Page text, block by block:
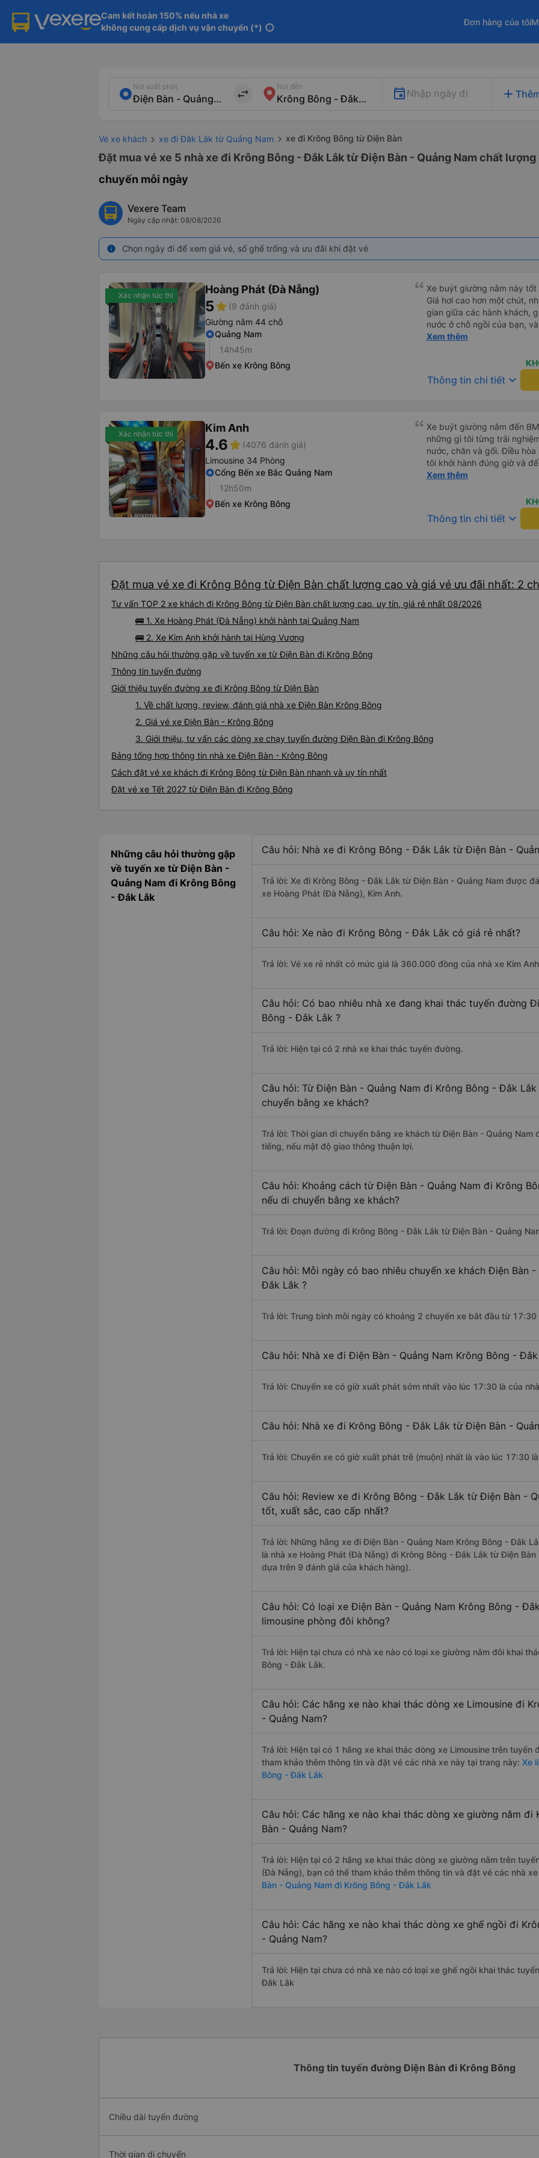
Cam kết hoàn 150% nếu nhà xe
không cung cấp dịch vụ vận chuyển (*) info
Đơn hàng của tôi
Nơi xuất phát
import_export
Nơi đến
Nhập ngày đi add
Vé xe khách xe đi Đắk Lắk từ Quảng Nam xe đi Krông Bông từ Điện Bàn
Đặt mua vé xe 5 nhà xe đi Krông Bông - Đắk Lắk từ Điện Bàn - Quảng Nam chất
chuyến mỗi ngày
Vexere Team
Ngày cập nhật: 08/08/2026
info Chọn ngày đi để xem giá vé, số ghế trống và ưu đãi khi đặt vé
Xác nhận tức thì Hoàng Phát (Đà Nẵng)
5star (9 đánh giá)
Giường nằm 44 chỗ
Quảng Nam
14h45m
Bến xe Krông Bông
Xe buýt giường nằm này
Giá hơi cao hơn một chút,
gian giữa các hành khách,
nước ở chỗ ngồi của bạn,
ngồi mà bạn có thể bật tắt.
kết nối không phải lúc nào
Xem thêm
Thông tin chi tiết keyboard_arrow_down
Xác nhận tức thì Kim Anh
4.6star (4076 đánh giá)
Limousine 34 Phòng
Cổng Bến xe Bắc Quảng Nam
12h50m
Bến xe Krông Bông
Xe buýt giường nằm đến
những gì tôi từng trải
nước, chăn và gối. Điều
tôi khởi hành đúng giờ và
xế rất tuyệt so với những tài
cảm giác lái xe an toàn
qua Vexere và có vị trí xe
phải tìm kiếm xung quanh
Xem thêm
Thông tin chi tiết keyboard_arrow_down
Đặt mua vé xe đi Krông Bông từ Điện Bàn chất lượng cao và giá vé ưu đãi nhất: 2
Tư vấn TOP 2 xe khách đi Krông Bông từ Điện Bàn chất lượng cao, uy tín, giá rẻ nhất 08/2026
🚌 1. Xe Hoàng Phát (Đà Nẵng) khởi hành tại Quảng Nam
🚌 2. Xe Kim Anh khởi hành tại Hùng Vương
Những câu hỏi thường gặp về tuyến xe từ Điện Bàn đi Krông Bông
Thông tin tuyến đường
Giới thiệu tuyến đường xe đi Krông Bông từ Điện Bàn
1. Về chất lượng, review, đánh giá nhà xe Điện Bàn Krông Bông
2. Giá vé xe Điện Bàn - Krông Bông
3. Giới thiệu, tư vấn các dòng xe chạy tuyến đường Điện Bàn đi Krông Bông
Bảng tổng hợp thông tin nhà xe Điện Bàn - Krông Bông
Cách đặt vé xe khách đi Krông Bông từ Điện Bàn nhanh và uy tín nhất
Đặt vé xe Tết 2027 từ Điện Bàn đi Krông Bông
Những câu hỏi thường gặp
về tuyến xe từ Điện Bàn -
Quảng Nam đi Krông Bông
- Đắk Lắk
Câu hỏi: Nhà xe đi Krông Bông - Đắk Lắk từ Điện Bàn -
Trả lời: Xe đi Krông Bông - Đắk Lắk từ Điện Bàn - Quảng Nam được
xe Hoàng Phát (Đà Nẵng), Kim Anh.
Câu hỏi: Xe nào đi Krông Bông - Đắk Lắk có giá rẻ nhất?
Trả lời: Vé xe rẻ nhất có mức giá là 360.000 đồng của nhà xe Kim
Câu hỏi: Có bao nhiêu nhà xe đang khai thác tuyến đường
Bông - Đắk Lắk ?
Trả lời: Hiện tại có 2 nhà xe khai thác tuyến đường.
Câu hỏi: Từ Điện Bàn - Quảng Nam đi Krông Bông - Đắk
chuyển bằng xe khách?
Trả lời: Thời gian di chuyển bằng xe khách từ Điện Bàn - Quảng
tiếng, nếu mật độ giao thông thuận lợi.
Câu hỏi: Khoảng cách từ Điện Bàn - Quảng Nam đi Krông
nếu di chuyển bằng xe khách?
Trả lời: Đoạn đường đi Krông Bông - Đắk Lắk từ Điện Bàn - Quảng
Câu hỏi: Mỗi ngày có bao nhiêu chuyến xe khách Điện Bàn
Đắk Lắk ?
Trả lời: Trung bình mỗi ngày có khoảng 2 chuyến xe bắt đầu từ
Câu hỏi: Nhà xe đi Điện Bàn - Quảng Nam Krông Bông -
Trả lời: Chuyến xe có giờ xuất phát sớm nhất vào lúc 17:30 là của
Câu hỏi: Nhà xe đi Krông Bông - Đắk Lắk từ Điện Bàn -
Trả lời: Chuyến xe có giờ xuất phát trễ (muộn) nhất là vào lúc 17:30
Câu hỏi: Review xe đi Krông Bông - Đắk Lắk từ Điện Bàn -
tốt, xuất sắc, cao cấp nhất?
Trả lời: Những hãng xe đi Điện Bàn - Quảng Nam Krông Bông - Đắk
là nhà xe Hoàng Phát (Đà Nẵng) đi Krông Bông - Đắk Lắk từ Điện
dựa trên 9 đánh giá của khách hàng).
Câu hỏi: Có loại xe Điện Bàn - Quảng Nam Krông Bông -
limousine phòng đôi không?
Trả lời: Hiện tại chưa có nhà xe nào có loại xe giường nằm đôi khai
Bông - Đắk Lắk.
Câu hỏi: Các hãng xe nào khai thác dòng xe Limousine đi
- Quảng Nam?
Trả lời: Hiện tại có 1 hãng xe khai thác dòng xe Limousine trên tuyến
tham khảo thêm thông tin và đặt vé các nhà xe này tại trang này: Xe
Bông - Đắk Lắk
Câu hỏi: Các hãng xe nào khai thác dòng xe giường nằm
Bàn - Quảng Nam?
Trả lời: Hiện tại có 2 hãng xe khai thác dòng xe giường nằm trên
(Đà Nẵng), bạn có thể tham khảo thêm thông tin và đặt vé các nhà
Bàn - Quảng Nam đi Krông Bông - Đắk Lắk
Câu hỏi: Các hãng xe nào khai thác dòng xe ghế ngồi đi
- Quảng Nam?
Trả lời: Hiện tại chưa có nhà xe nào có loại xe ghế ngồi khai thác
Đắk Lắk
Thông tin tuyến đường Điện Bàn đi Krông Bông
Chiều dài tuyến đường
Thời gian di chuyển